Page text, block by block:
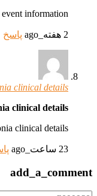
information
2 هفته_ago پاسخ
clinical details
clinical details
clinical details
23 ساعت_ago
add_a_comment